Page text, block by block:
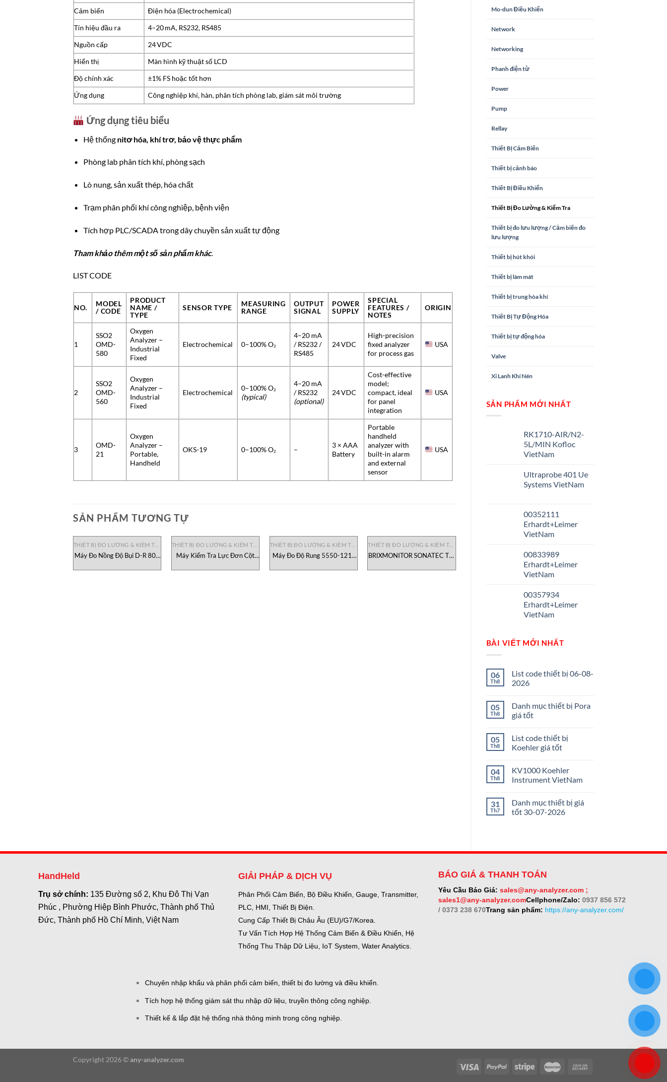
Mo-dun Điều Khiển
Network
Networking
Phanh điện từ
Power
Pump
Rellay
Thiết Bị Cảm Biến
Thiết bị cảnh báo
Thiết Bị Điều Khiển
Thiết Bị Đo Lường & Kiểm Tra
Thiết bị đo lưu lượng / Cảm biến đo
lưu lượng
Thiết bị hút khói
Thiết bị làm mát
Thiết bị trung hòa khí
Thiết Bị Tự Động Hóa
Thiết bị tự động hóa
Valve
Xi Lanh Khí Nén
SẢN PHẨM MỚI NHẤT
RK1710-AIR/N2-
5L/MIN Kofloc
VietNam
Ultraprobe 401 Ue
Systems VietNam
00352111
Erhardt+Leimer
VietNam
00833989
Erhardt+Leimer
VietNam
00357934
Erhardt+Leimer
VietNam
BÀI VIẾT MỚI NHẤT
06
Th8
List code thiết bị 06-08-
2026
05
Th8
Danh mục thiết bị Pora
giá tốt
05
Th8
List code thiết bị
Koehler giá tốt
04
Th8
KV1000 Koehler
Instrument VietNam
31
Th7
Danh mục thiết bị giá
tốt 30-07-2026
Cảm biến
Điện hóa (Electrochemical)
Tín hiệu đầu ra
4–20 mA, RS232, RS485
Nguồn cấp
24 VDC
Hiển thị
Màn hình kỹ thuật số LCD
Độ chính xác
±1% FS hoặc tốt hơn
Ứng dụng
Công nghiệp khí, hàn, phân tích phòng lab, giám sát môi trường
Ứng dụng tiêu biểu
Hệ thống nitơ hóa, khí trơ, bảo vệ thực phẩm
Phòng lab phân tích khí, phòng sạch
Lò nung, sản xuất thép, hóa chất
Trạm phân phối khí công nghiệp, bệnh viện
Tích hợp PLC/SCADA trong dây chuyền sản xuất tự động
Tham khảo thêm một số sản phẩm khác.
LIST CODE
NO.
MODEL
/ CODE
PRODUCT
NAME /
TYPE
SENSOR TYPE
MEASURING
RANGE
OUTPUT
SIGNAL
POWER
SUPPLY
SPECIAL
FEATURES /
NOTES
ORIGIN
1
SSO2
OMD-
580
Oxygen
Analyzer –
Industrial
Fixed
Electrochemical 0–100% O₂
4–20 mA
/ RS232 /
RS485
24 VDC
High-precision
fixed analyzer
for process gas
USA
2
SSO2
OMD-
560
Oxygen
Analyzer –
Industrial
Fixed
Electrochemical
0–100% O₂
(typical)
4–20 mA
/ RS232
(optional)
24 VDC
Cost-effective
model;
compact, ideal
for panel
integration
USA
3
OMD-
21
Oxygen
Analyzer –
Portable,
Handheld
OKS-19 0–100% O₂ –
3 × AAA
Battery
Portable
handheld
analyzer with
built-in alarm
and external
sensor
USA
SẢN PHẨM TƯƠNG TỰ
Máy Đo Nồng Độ Bụi D-R 808
Máy Kiểm Tra Lực Đơn Cột
Máy Đo Độ Rung 5550-121-
BRIXMONITOR SONATEC TR-
Máy Đo Nồng Độ Bụi D-R 820
F Durag, đại lý Durag Việt
Mark-10 Series 2 Việt Nam
HandHeld
Trụ sở chính: 135 Đường số 2, Khu Đô Thị Vạn
Phúc , Phường Hiệp Bình Phước, Thành phố Thủ
Đức, Thành phố Hồ Chí Minh, Việt Nam
GIẢI PHÁP & DỊCH VỤ
Phân Phối Cảm Biến, Bộ Điều Khiển, Gauge, Transmitter,
PLC, HMI, Thiết Bị Điện.
Cung Cấp Thiết Bị Châu Âu (EU)/G7/Korea.
Tư Vấn Tích Hợp Hệ Thống Cảm Biến & Điều Khiển, Hệ
Thống Thu Thập Dữ Liệu, IoT System, Water Analytics.
BÁO GIÁ & THANH TOÁN
Yêu Cầu Báo Giá: sales@any-analyzer.com ;
sales1@any-analyzer.comCellphone/Zalo: 0937 856 572
/ 0373 238 670Trang sản phẩm: https://any-analyzer.com/
Chuyên nhập khẩu và phân phối cảm biến, thiết bị đo lường và điều khiển.
Tích hợp hệ thống giám sát thu nhập dữ liệu, truyền thông công nghiệp.
Thiết kế & lắp đặt hệ thống nhà thông minh trong công nghiệp.
Copyright 2026 ©any-analyzer.com